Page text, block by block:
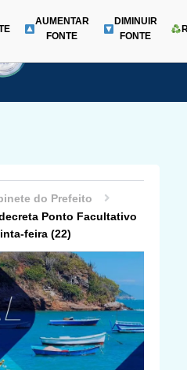
Menu
AUMENTAR
FONTE
DIMINUIR
FONTE
do Prefeito
Ponto Facultativo
feira (22)